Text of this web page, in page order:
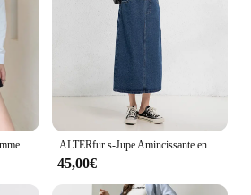
Jupes plissées en laine pour femmes enceintes, vêtements de ventre à taille élastique, shorts de grossesse chauds, ligne A, automne, hiver, 1030 # ALTERfur s-Jupe Amincissante en Denim pour Femme Enceinte, Droite, Confortable, Soutien du Ventre
45,00€